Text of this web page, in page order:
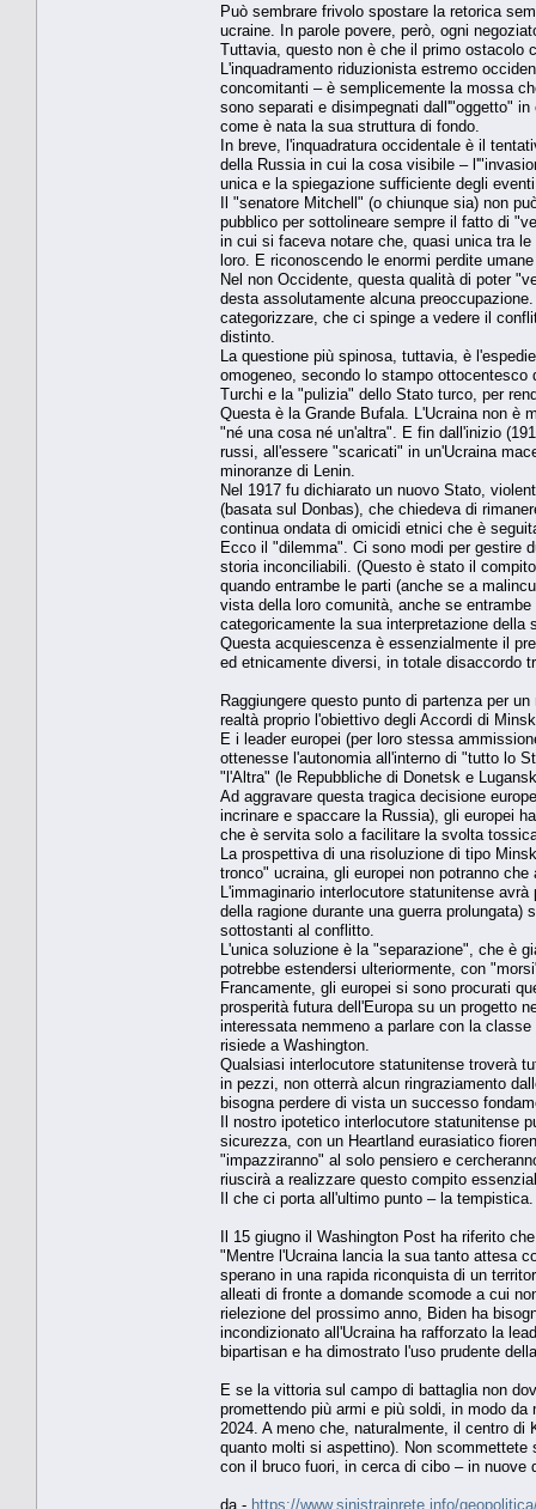
Può sembrare frivolo spostare la retorica
ucraine. In parole povere, però, ogni
Tuttavia, questo non è che il primo ostacolo
L'inquadramento riduzionista estremo
concomitanti – è semplicemente la mossa
sono separati e disimpegnati dall'"oggetto"
come è nata la sua struttura di fondo.
In breve, l'inquadratura occidentale è il
della Russia in cui la cosa visibile –
unica e la spiegazione sufficiente degli
Il "senatore Mitchell" (o chiunque sia) non
pubblico per sottolineare sempre il fatto di
in cui si faceva notare che, quasi unica tra
loro. E riconoscendo le enormi perdite
Nel non Occidente, questa qualità di poter
desta assolutamente alcuna
categorizzare, che ci spinge a vedere il
distinto.
La questione più spinosa, tuttavia, è
omogeneo, secondo lo stampo
Turchi e la "pulizia" dello Stato turco, per
Questa è la Grande Bufala. L'Ucraina non è
"né una cosa né un'altra". E fin dall'inizio
russi, all'essere "scaricati" in un'Ucraina
minoranze di Lenin.
Nel 1917 fu dichiarato un nuovo Stato,
(basata sul Donbas), che chiedeva di
continua ondata di omicidi etnici che è
Ecco il "dilemma". Ci sono modi per gestire
storia inconciliabili. (Questo è stato il
quando entrambe le parti (anche se a
vista della loro comunità, anche se
categoricamente la sua interpretazione della
Questa acquiescenza è essenzialmente il
ed etnicamente diversi, in totale disaccordo
Raggiungere questo punto di partenza per
realtà proprio l'obiettivo degli Accordi di
E i leader europei (per loro stessa
ottenesse l'autonomia all'interno di "tutto lo
"l'Altra" (le Repubbliche di Donetsk e
Ad aggravare questa tragica decisione
incrinare e spaccare la Russia), gli europei
che è servita solo a facilitare la svolta
La prospettiva di una risoluzione di tipo
tronco" ucraina, gli europei non potranno
L'immaginario interlocutore statunitense
della ragione durante una guerra
sottostanti al conflitto.
L'unica soluzione è la "separazione", che è
potrebbe estendersi ulteriormente, con
Francamente, gli europei si sono procurati
prosperità futura dell'Europa su un progetto
interessata nemmeno a parlare con la
risiede a Washington.
Qualsiasi interlocutore statunitense troverà
in pezzi, non otterrà alcun ringraziamento
bisogna perdere di vista un successo
Il nostro ipotetico interlocutore statunitense
sicurezza, con un Heartland eurasiatico
"impazziranno" al solo pensiero e
riuscirà a realizzare questo compito
Il che ci porta all'ultimo punto – la
Il 15 giugno il Washington Post ha riferito
"Mentre l'Ucraina lancia la sua tanto attesa
sperano in una rapida riconquista di un
alleati di fronte a domande scomode a cui
rielezione del prossimo anno, Biden ha
incondizionato all'Ucraina ha rafforzato la
bipartisan e ha dimostrato l'uso prudente
E se la vittoria sul campo di battaglia non
promettendo più armi e più soldi, in modo
2024. A meno che, naturalmente, il centro
quanto molti si aspettino). Non
con il bruco fuori, in cerca di cibo – in nuove
da - https://www.sinistrainrete.info/